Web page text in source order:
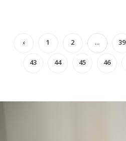
‹ 1 2 ... 39
43 44 45 46